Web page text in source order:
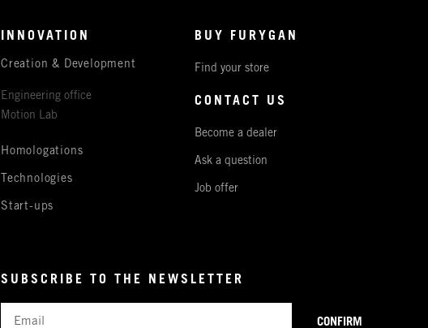
INNOVATION
Creation & Development
Engineering office
Motion Lab
Homologations
Technologies
Start-ups
BUY FURYGAN
Find your store
CONTACT US
Become a dealer
Ask a question
Job offer
SUBSCRIBE TO THE NEWSLETTER
CONFIRM